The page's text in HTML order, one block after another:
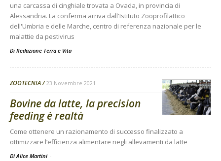
una carcassa di cinghiale trovata a Ovada, in provincia di
Alessandria. La conferma arriva dall'Istituto Zooprofilattico
dell'Umbria e delle Marche, centro di referenza nazionale per le
malattie da pestivirus
Di Redazione Terra e Vita
ZOOTECNIA 23 Novembre 2021
Bovine da latte, la precision
feeding è realtà
Come ottenere un razionamento di successo finalizzato a
ottimizzare l’efficienza alimentare negli allevamenti da latte
Di Alice Martini -